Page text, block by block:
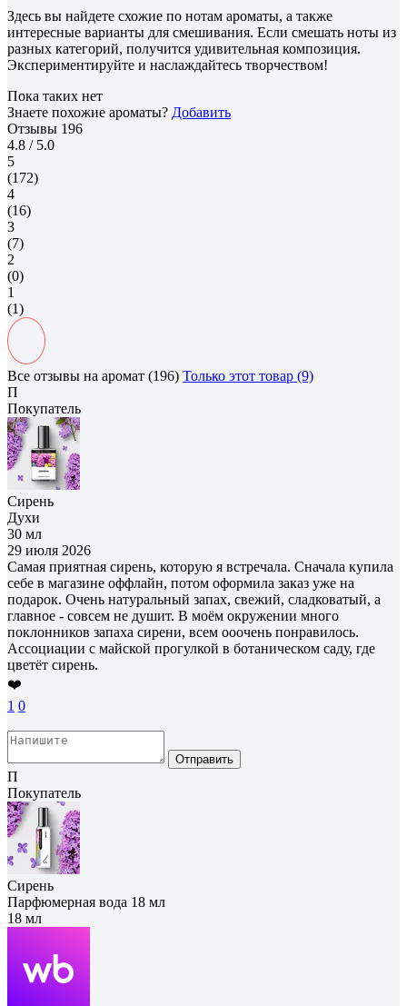
Здесь вы найдете схожие по нотам ароматы, а также
интересные варианты для смешивания. Если смешать ноты из
разных категорий, получится удивительная композиция.
Экспериментируйте и наслаждайтесь творчеством!
Пока таких нет
Знаете похожие ароматы? Добавить
Отзывы 196
4.8 / 5.0
5
(172)
4
(16)
3
(7)
2
(0)
1
(1)
Все отзывы на аромат (196) Только этот товар (9)
П
Покупатель
Сирень
Духи
30 мл
29 июля 2026
Самая приятная сирень, которую я встречала. Сначала купила
себе в магазине оффлайн, потом оформила заказ уже на
подарок. Очень натуральный запах, свежий, сладковатый, а
главное - совсем не душит. В моём окружении много
поклонников запаха сирени, всем ооочень понравилось.
Ассоциации с майской прогулкой в ботаническом саду, где
цветёт сирень.
❤️
1 0
Отправить
П
Покупатель
Сирень
Парфюмерная вода 18 мл
18 мл